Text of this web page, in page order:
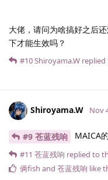
大佬，请问为啥搞好之后
下才能生效吗？
#10Shiroyama.​W
Shiroyama.​W Nov
#9 苍蓝残响 MAICA
#11 苍蓝残响 replied to
俩fish and 苍蓝残响 like